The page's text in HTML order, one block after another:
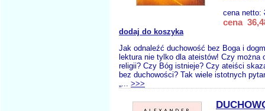
cena netto:
cena
dodaj do koszyka
Jak odnaleźć duchowość bez Boga i
lektura nie tylko dla ateistów! Czy można
religii? Czy Bóg istnieje? Czy ateiści
bez duchowości? Tak wiele istotnych
„... >>>